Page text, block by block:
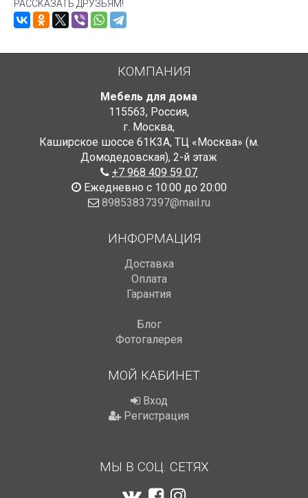
РАССКАЗАТЬ ДРУЗЬЯМ!
КОМПАНИЯ
Мебель для дома
115563, Россия,
г. Москва,
Каширское шоссе 61К3А, ТЦ «Москва» (м.
Домодедовская), 2-й этаж
+7 968 409 59 07
Ежедневно с 10:00 до 20:00
89853837397@mail.ru
ИНФОРМАЦИЯ
Доставка
Оплата
Гарантия
Блог
Фотогалерея
МОЙ КАБИНЕТ
Вход
Регистрация
МЫ В СОЦ. СЕТЯХ